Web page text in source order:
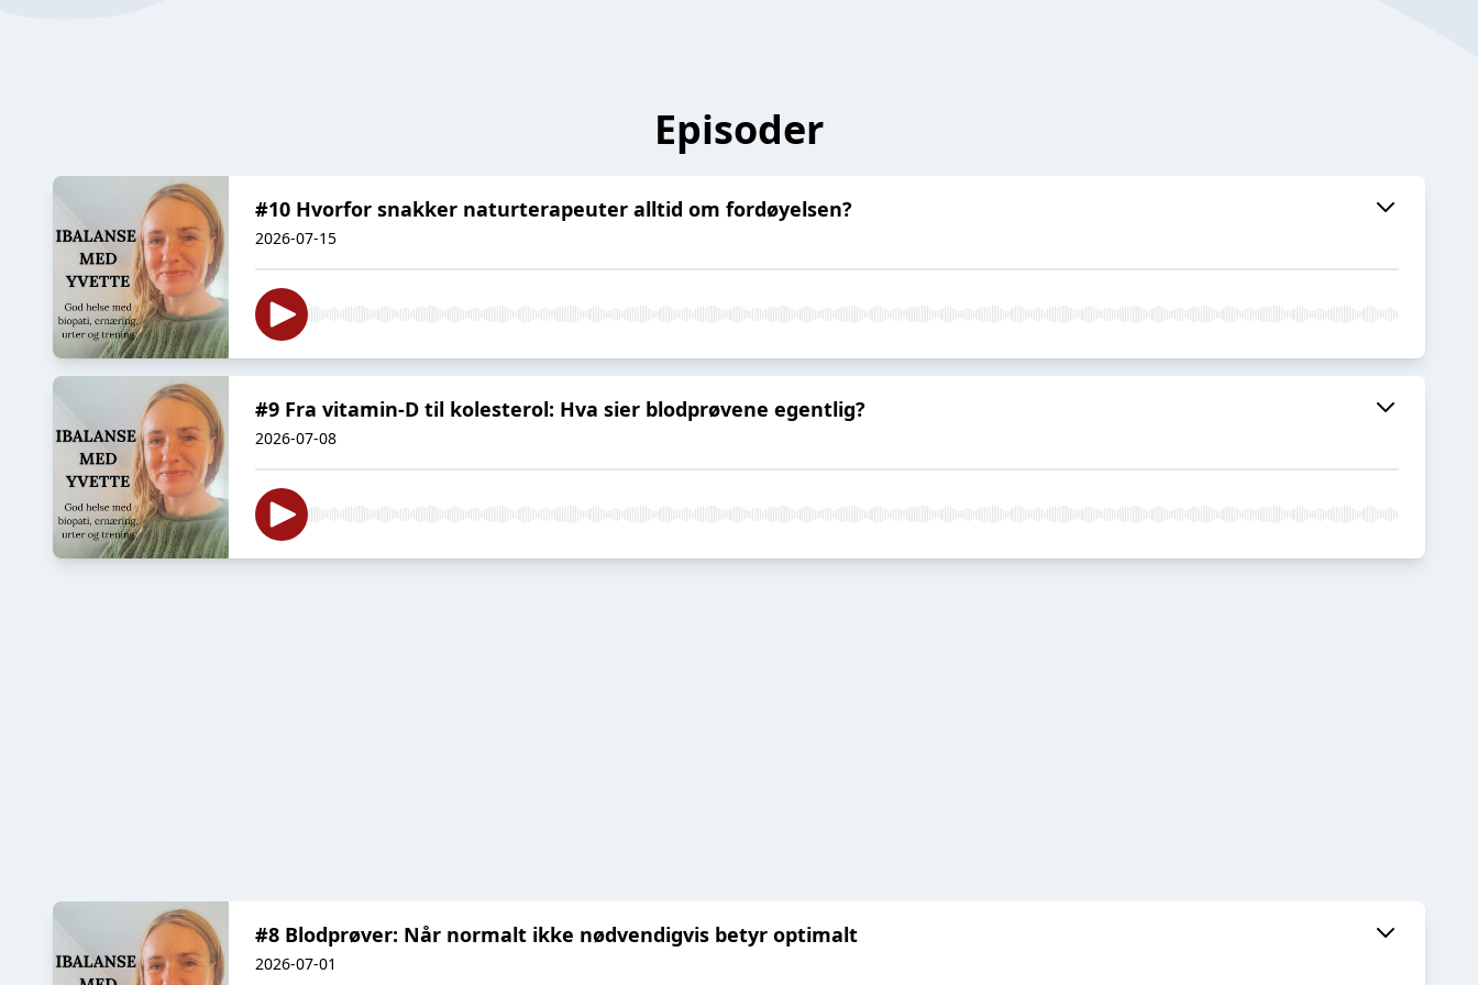
Episoder
#10 Hvorfor snakker naturterapeuter alltid om fordøyelsen?
2026-07-15
#9 Fra vitamin-D til kolesterol: Hva sier blodprøvene egentlig?
2026-07-08
#8 Blodprøver: Når normalt ikke nødvendigvis betyr optimalt
2026-07-01